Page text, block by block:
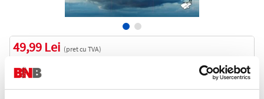
49,99 Lei (pret cu TVA)
50 puncte de fidelitate